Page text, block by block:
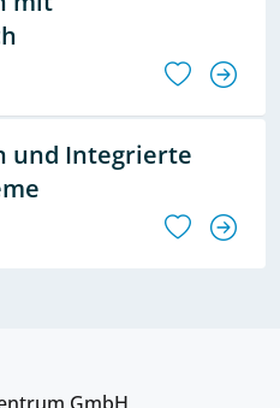
und Integrierte